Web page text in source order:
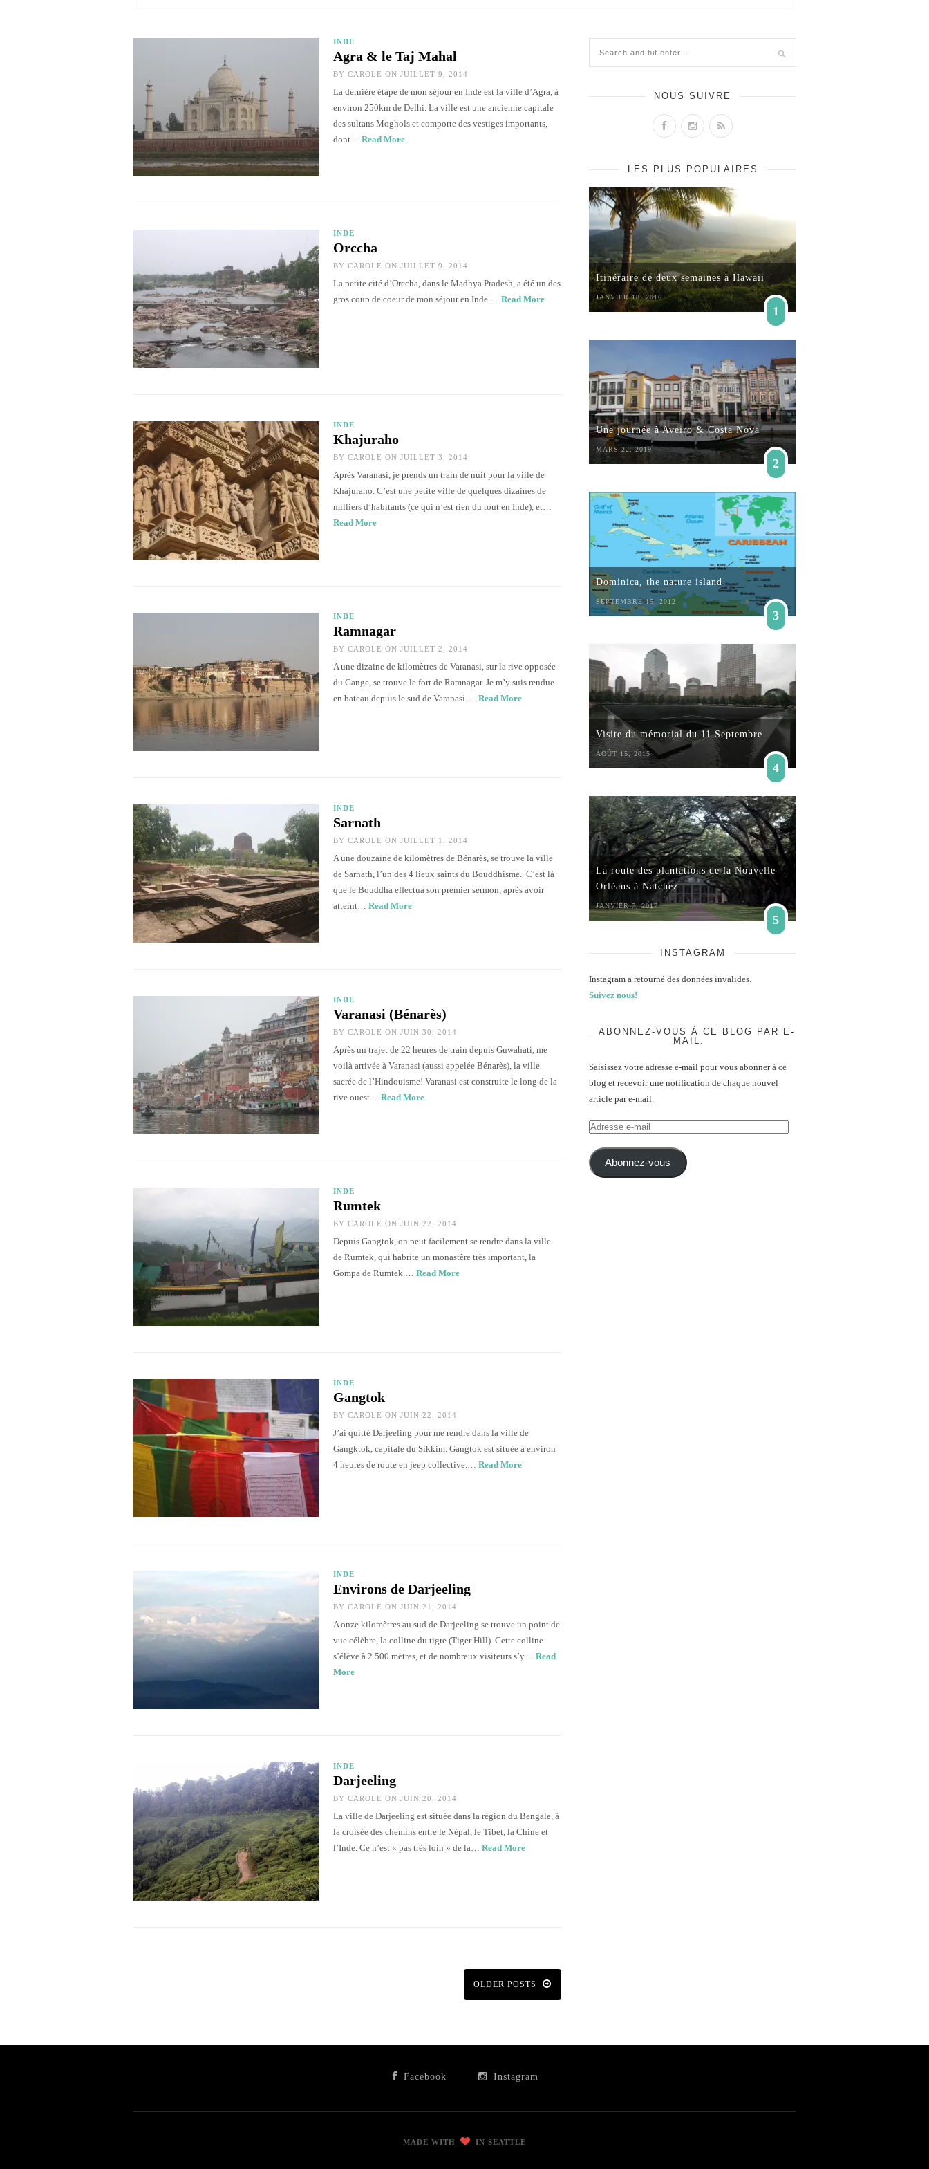
INDE
Agra & le Taj Mahal
BY CAROLE ON JUILLET 9, 2014
La dernière étape de mon séjour en Inde est la ville d’Agra, à
environ 250km de Delhi. La ville est une ancienne capitale
des sultans Moghols et comporte des vestiges importants,
dont… Read More
INDE
Orccha
BY CAROLE ON JUILLET 9, 2014
La petite cité d’Orccha, dans le Madhya Pradesh, a été un des
gros coup de coeur de mon séjour en Inde.… Read More
INDE
Khajuraho
BY CAROLE ON JUILLET 3, 2014
Après Varanasi, je prends un train de nuit pour la ville de
Khajuraho. C’est une petite ville de quelques dizaines de
milliers d’habitants (ce qui n’est rien du tout en Inde), et…
Read More
INDE
Ramnagar
BY CAROLE ON JUILLET 2, 2014
A une dizaine de kilomètres de Varanasi, sur la rive opposée
du Gange, se trouve le fort de Ramnagar. Je m’y suis rendue
en bateau depuis le sud de Varanasi.… Read More
INDE
Sarnath
BY CAROLE ON JUILLET 1, 2014
A une douzaine de kilomètres de Bénarès, se trouve la ville
de Sarnath, l’un des 4 lieux saints du Bouddhisme. C’est là
que le Bouddha effectua son premier sermon, après avoir
atteint… Read More
INDE
Varanasi (Bénarès)
BY CAROLE ON JUIN 30, 2014
Après un trajet de 22 heures de train depuis Guwahati, me
voilà arrivée à Varanasi (aussi appelée Bénarès), la ville
sacrée de l’Hindouisme! Varanasi est construite le long de la
rive ouest… Read More
INDE
Rumtek
BY CAROLE ON JUIN 22, 2014
Depuis Gangtok, on peut facilement se rendre dans la ville
de Rumtek, qui habrite un monastère très important, la
Gompa de Rumtek.… Read More
INDE
Gangtok
BY CAROLE ON JUIN 22, 2014
J’ai quitté Darjeeling pour me rendre dans la ville de
Gangktok, capitale du Sikkim. Gangtok est située à environ
4 heures de route en jeep collective.… Read More
INDE
Environs de Darjeeling
BY CAROLE ON JUIN 21, 2014
A onze kilomètres au sud de Darjeeling se trouve un point de
vue célèbre, la colline du tigre (Tiger Hill). Cette colline
s’élève à 2 500 mètres, et de nombreux visiteurs s’y… Read
More
INDE
Darjeeling
BY CAROLE ON JUIN 20, 2014
La ville de Darjeeling est située dans la région du Bengale, à
la croisée des chemins entre le Népal, le Tibet, la Chine et
l’Inde. Ce n’est « pas très loin » de la… Read More
OLDER POSTS
NOUS SUIVRE
LES PLUS POPULAIRES
Itinéraire de deux semaines à Hawaii
JANVIER 18, 2016
1
Une journée à Aveiro & Costa Nova
MARS 22, 2019
2
Dominica, the nature island
SEPTEMBRE 15, 2012
3
Visite du mémorial du 11 Septembre
AOÛT 15, 2015
4
La route des plantations de la Nouvelle-
Orléans à Natchez
JANVIER 7, 2017
5
INSTAGRAM
Instagram a retourné des données invalides.
Suivez nous!
ABONNEZ-VOUS À CE BLOG PAR E-
MAIL.
Saisissez votre adresse e-mail pour vous abonner à ce
blog et recevoir une notification de chaque nouvel
article par e-mail.
Adresse
mail Abonnez-vous
Facebook Instagram
MADE WITH IN SEATTLE